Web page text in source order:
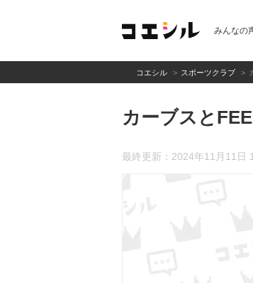
みんなの
コエシル スポーツクラブ
カーブスと
最終更新：2024年11月11日